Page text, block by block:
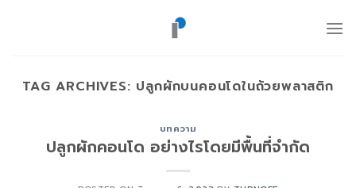
TAG ARCHIVES: ปลูกผักบนคอนโดในถ้วยพลาสติก
บทความ
ปลูกผักคอนโด อย่างไรโดยมีพื้นที่จำกัด